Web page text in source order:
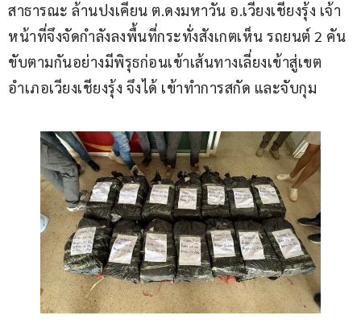
สาธารณะ ล้านปงเคียน ต.ดงมหาวัน อ.เวียงเชียงรุ้ง เจ้า
หน้าที่จึงจัดกำลังลงพื้นที่กระทั่งสังเกตเห็น รถยนต์ 2 คัน
ขับตามกันอย่างมีพิรุธก่อนเข้าเส้นทางเลี่ยงเข้าสู่เขต
อำเภอเวียงเชียงรุ้ง จึงได้ เข้าทำการสกัด และจับกุม